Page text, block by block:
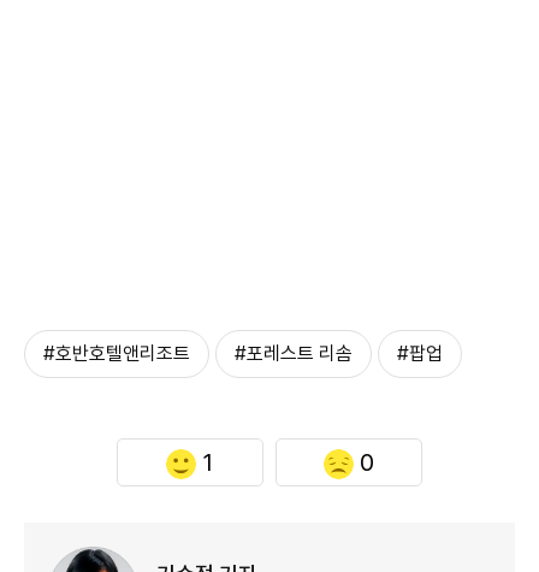
#호반호텔앤리조트 #포레스트 리솜 #팝업
1 0